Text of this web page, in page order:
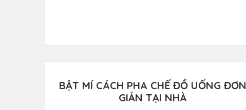
BẬT MÍ CÁCH PHA CHẾ ĐỒ UỐNG ĐƠN
GIẢN TẠI NHÀ